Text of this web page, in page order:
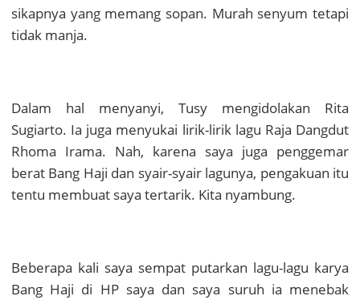
sikapnya yang memang sopan. Murah senyum tetapi
tidak manja.
Dalam hal menyanyi, Tusy mengidolakan Rita
Sugiarto. Ia juga menyukai lirik-lirik lagu Raja Dangdut
Rhoma Irama. Nah, karena saya juga penggemar
berat Bang Haji dan syair-syair lagunya, pengakuan itu
tentu membuat saya tertarik. Kita nyambung.
Beberapa kali saya sempat putarkan lagu-lagu karya
Bang Haji di HP saya dan saya suruh ia menebak